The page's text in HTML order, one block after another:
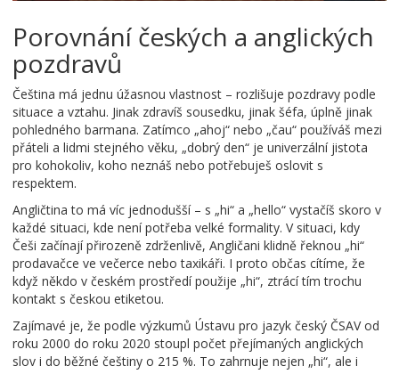
Porovnání českých a anglických
pozdravů
Čeština má jednu úžasnou vlastnost – rozlišuje pozdravy podle
situace a vztahu. Jinak zdravíš sousedku, jinak šéfa, úplně jinak
pohledného barmana. Zatímco „ahoj“ nebo „čau“ používáš mezi
přáteli a lidmi stejného věku, „dobrý den“ je univerzální jistota
pro kohokoliv, koho neznáš nebo potřebuješ oslovit s
respektem.
Angličtina to má víc jednodušší – s „hi“ a „hello“ vystačíš skoro v
každé situaci, kde není potřeba velké formality. V situaci, kdy
Češi začínají přirozeně zdrženlivě, Angličani klidně řeknou „hi“
prodavačce ve večerce nebo taxikáři. I proto občas cítíme, že
když někdo v českém prostředí použije „hi“, ztrácí tím trochu
kontakt s českou etiketou.
Zajímavé je, že podle výzkumů Ústavu pro jazyk český ČSAV od
roku 2000 do roku 2020 stoupl počet přejímaných anglických
slov i do běžné češtiny o 215 %. To zahrnuje nejen „hi“, ale i